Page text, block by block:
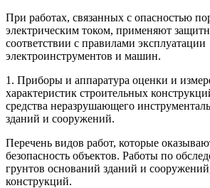
При работах, связанных с опасностью
электрическим током, применяют
соответствии с правилами эксплуатации
электроинструментов и машин.
1. Приборы и аппаратура оценки и
характеристик строительных
средства неразрушающего
зданий и сооружений.
Перечень видов работ, которые
безопасность объектов. Работы по
грунтов оснований зданий и
конструкций.